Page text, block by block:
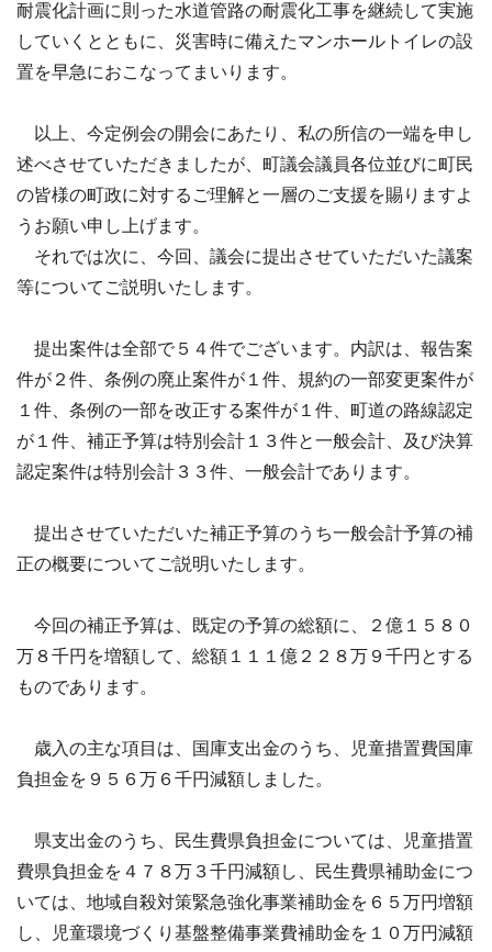
耐震化計画に則った水道管路の耐震化工事を継続して実施
していくとともに、災害時に備えたマンホールトイレの設
置を早急におこなってまいります。
以上、今定例会の開会にあたり、私の所信の一端を申し
述べさせていただきましたが、町議会議員各位並びに町民
の皆様の町政に対するご理解と一層のご支援を賜りますよ
うお願い申し上げます。
それでは次に、今回、議会に提出させていただいた議案
等についてご説明いたします。
提出案件は全部で５４件でございます。内訳は、報告案
件が２件、条例の廃止案件が１件、規約の一部変更案件が
１件、条例の一部を改正する案件が１件、町道の路線認定
が１件、補正予算は特別会計１３件と一般会計、及び決算
認定案件は特別会計３３件、一般会計であります。
提出させていただいた補正予算のうち一般会計予算の補
正の概要についてご説明いたします。
今回の補正予算は、既定の予算の総額に、２億１５８０
万８千円を増額して、総額１１１億２２８万９千円とする
ものであります。
歳入の主な項目は、国庫支出金のうち、児童措置費国庫
負担金を９５６万６千円減額しました。
県支出金のうち、民生費県負担金については、児童措置
費県負担金を４７８万３千円減額し、民生費県補助金につ
いては、地域自殺対策緊急強化事業補助金を６５万円増額
し、児童環境づくり基盤整備事業費補助金を１０万円減額